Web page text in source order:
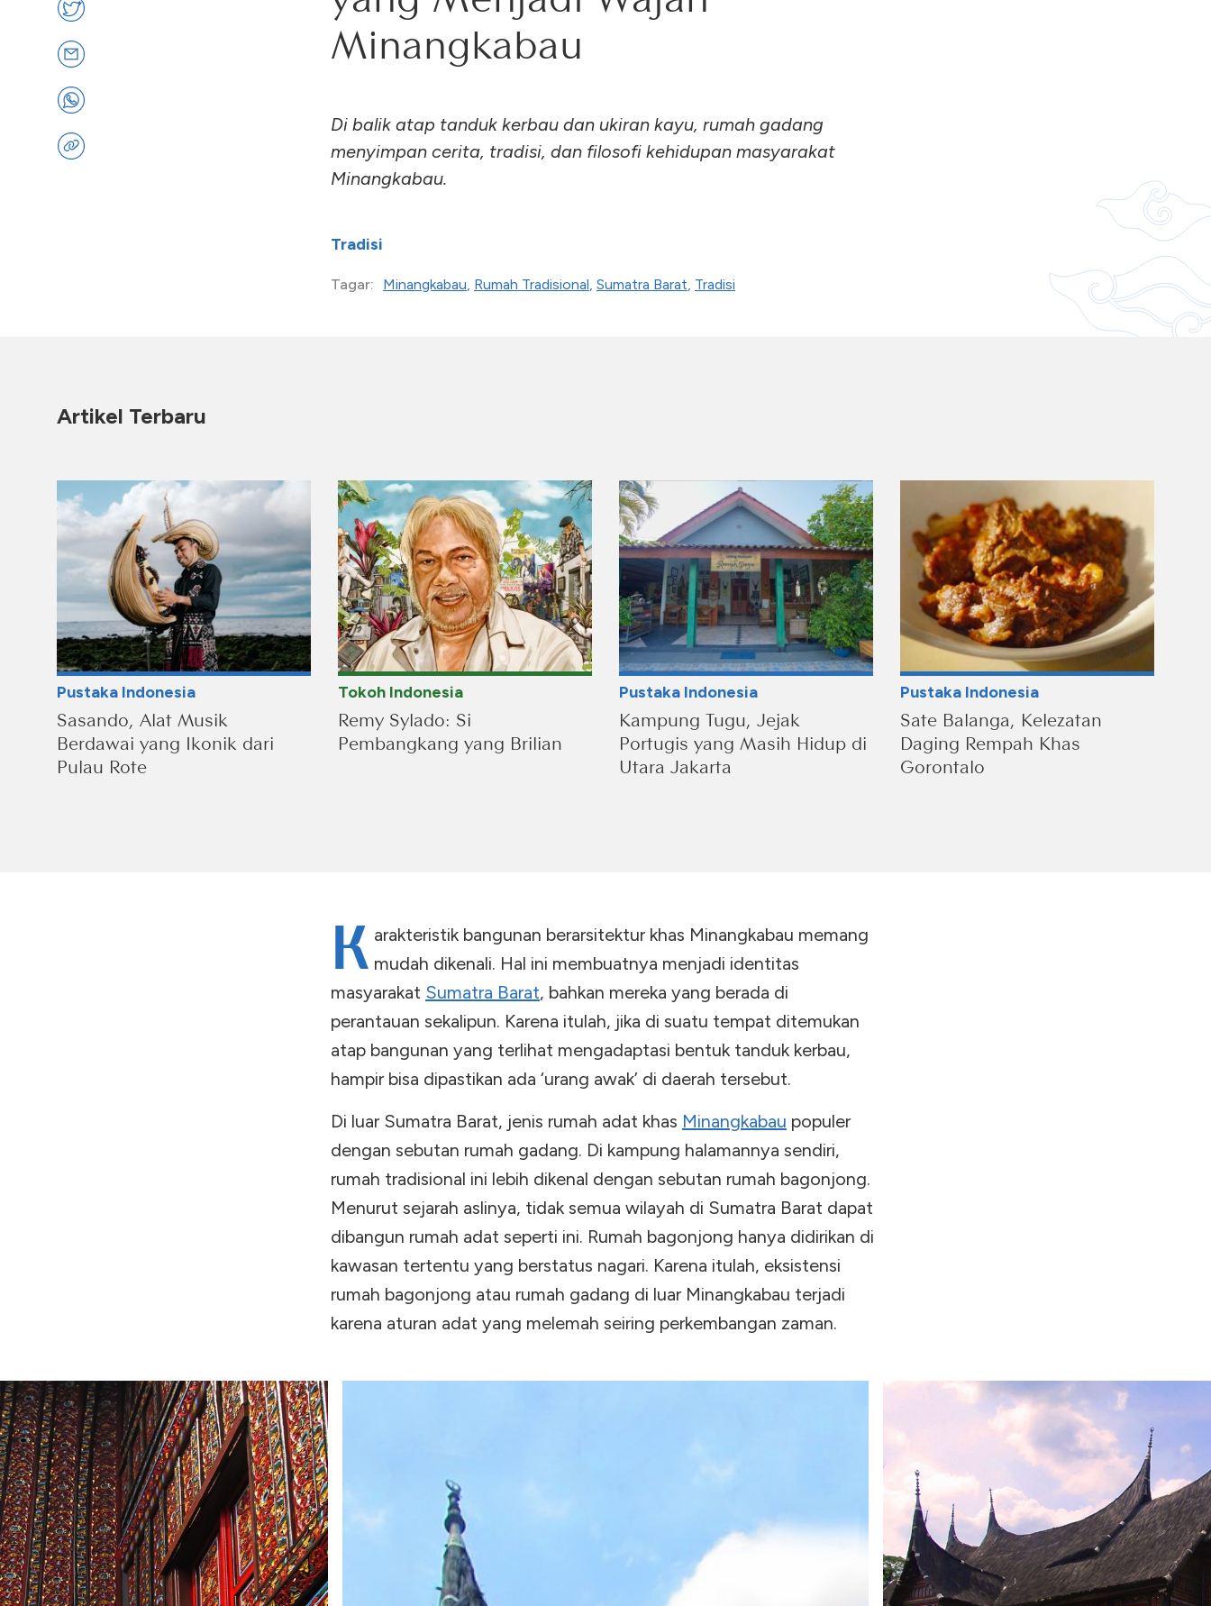
Minangkabau
Di balik atap tanduk kerbau dan ukiran kayu, rumah gadang
menyimpan cerita, tradisi, dan filosofi kehidupan masyarakat
Minangkabau.
Tradisi
Tagar: Minangkabau Rumah Tradisional Sumatra Barat Tradisi
Artikel Terbaru
Pustaka Indonesia
Sasando, Alat Musik
Berdawai yang Ikonik dari
Pulau Rote
Tokoh Indonesia
Remy Sylado: Si
Pembangkang yang Brilian
Pustaka Indonesia
Kampung Tugu, Jejak
Portugis yang Masih Hidup di
Utara Jakarta
Pustaka Indonesia
Sate Balanga, Kelezatan
Daging Rempah Khas
Gorontalo
K arakteristik bangunan berarsitektur khas Minangkabau memang
mudah dikenali. Hal ini membuatnya menjadi identitas
masyarakat Sumatra Barat, bahkan mereka yang berada di
perantauan sekalipun. Karena itulah, jika di suatu tempat ditemukan
atap bangunan yang terlihat mengadaptasi bentuk tanduk kerbau,
hampir bisa dipastikan ada ‘urang awak’ di daerah tersebut.
Di luar Sumatra Barat, jenis rumah adat khas Minangkabau populer
dengan sebutan rumah gadang. Di kampung halamannya sendiri,
rumah tradisional ini lebih dikenal dengan sebutan rumah bagonjong.
Menurut sejarah aslinya, tidak semua wilayah di Sumatra Barat dapat
dibangun rumah adat seperti ini. Rumah bagonjong hanya didirikan di
kawasan tertentu yang berstatus nagari. Karena itulah, eksistensi
rumah bagonjong atau rumah gadang di luar Minangkabau terjadi
karena aturan adat yang melemah seiring perkembangan zaman.